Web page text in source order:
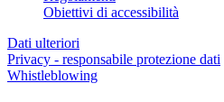
Obiettivi di accessibilità
Dati ulteriori
Privacy - responsabile protezione dati
Whistleblowing